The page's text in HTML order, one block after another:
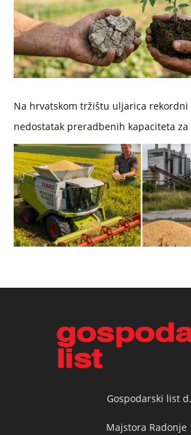
Na hrvatskom tržištu uljarica
nedostatak preradbenih kapaciteta za
Gospodarski list
Majstora Radonje